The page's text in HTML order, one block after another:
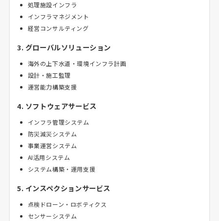
処理施設インフラ
インフラマネジメント
経営コンサルティング
3. グローバルソリューション
海外の上下水道・環境インフラ計画
設計・施工監理
運営能力構築支援
4. ソフトウェアサービス
インフラ管理システム
防災減災システム
事業運営システム
AI活用システム
システム構築・運用支援
5. インスペクションサービス
点検ドローン・ロボティクス
センサーシステム